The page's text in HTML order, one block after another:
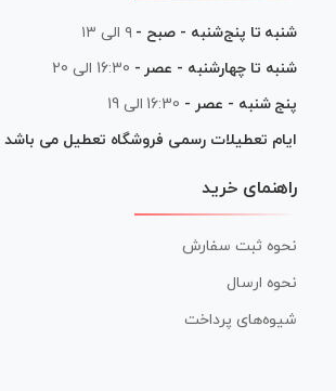
شنبه تا پنج‌شنبه - صبح - ۹ الی ۱۳
شنبه تا چهارشنبه - عصر - 16:30 الی 20
پنج شنبه - عصر - 16:30 الی 19
ایام تعطیلات رسمی فروشگاه تعطیل می باشد
راهنمای خرید
نحوه ثبت سفارش
نحوه ارسال
شیوه‌های پرداخت